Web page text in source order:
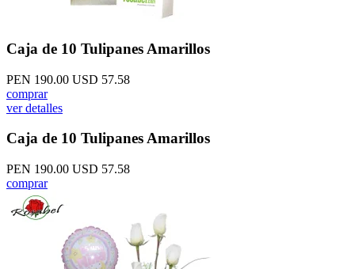
Caja de 10 Tulipanes Amarillos
PEN 190.00 USD 57.58
comprar
ver detalles
Caja de 10 Tulipanes Amarillos
PEN 190.00 USD 57.58
comprar